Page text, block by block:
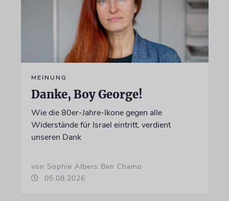
MEINUNG
Danke, Boy George!
Wie die 80er-Jahre-Ikone gegen alle
Widerstände für Israel eintritt, verdient
unseren Dank
von Sophie Albers Ben Chamo
05.08.2026